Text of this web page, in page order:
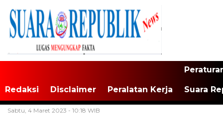
Redaksi Disclaimer Peralatan Kerja Suara
Sabtu, 4 Maret 2023 - 10:18 WIB